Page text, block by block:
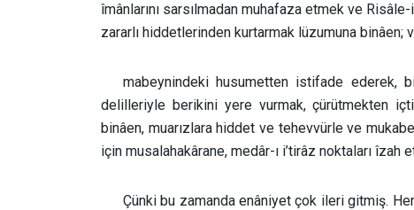
îmânlarını sarsılmadan muhafaza etmek ve Risâle-i
zararlı hiddetlerinden kurtarmak lüzumuna binâen;
mabeynindeki husumetten istifade ederek,
delilleriyle berikini yere vurmak, çürütmekten
binâen, muarızlara hiddet ve tehevvürle ve
için musalahakârane, medâr-ı i’tirâz noktaları
Çünki bu zamanda enâniyet çok ileri gitmiş.